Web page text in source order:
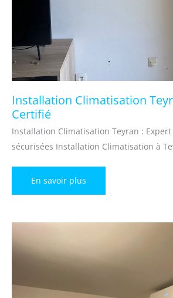
Installation Climatisation
Certifié
Installation Climatisation Teyran :
sécurisées Installation Climatisation à
Installation
Climatisation
Teyran
Certifié
En savoir plus